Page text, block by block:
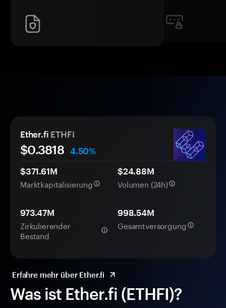
Was ist Ether.fi (ETHFI)?
Ether.fi ETHFI
$0.3818
4.50%
$371.61M
Marktkapitalisierung
$24.88M
Volumen (24h)
973.47M
Zirkulierender
Bestand
998.54M
Gesamtversorgung
Erfahre mehr über Ether.fi